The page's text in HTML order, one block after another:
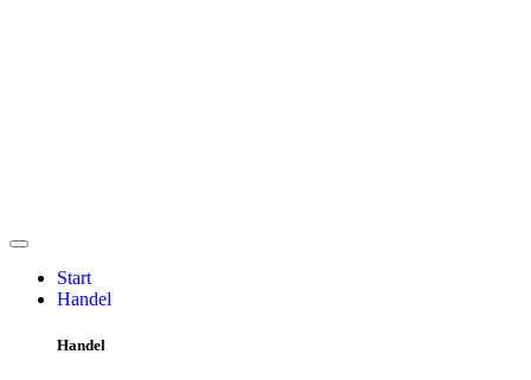
Start
Handel
Handel